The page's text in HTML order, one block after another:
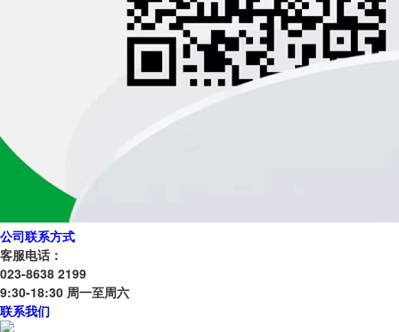
公司联系方式
客服电话：
023-8638 2199
9:30-18:30 周一至周六
联系我们